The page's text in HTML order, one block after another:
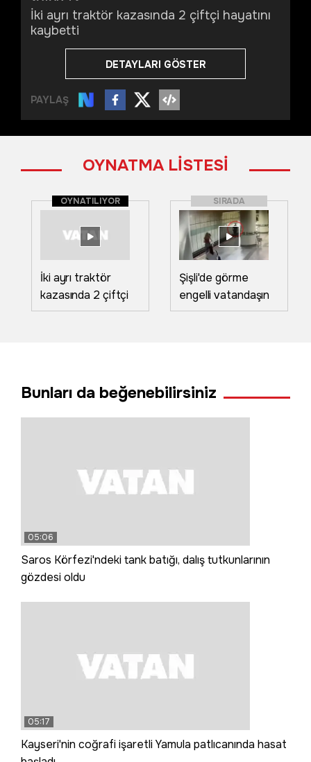
İki ayrı traktör kazasında 2 çiftçi hayatını
kaybetti
DETAYLARI GÖSTER
PAYLAŞ
OYNATMA LİSTESİ
OYNATILIYOR
İki ayrı traktör
kazasında 2 çiftçi
hayatını kaybetti
SIRADA
Şişli'de görme
engelli vatandaşın
metro raylarına
Bunları da beğenebilirsiniz
05:06
Saros Körfezi'ndeki tank batığı, dalış tutkunlarının
gözdesi oldu
05:17
Kayseri'nin coğrafi işaretli Yamula patlıcanında hasat